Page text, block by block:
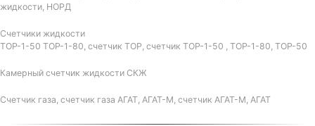
жидкости, НОРД
Счетчики жидкости
ТОР-1-50 ТОР-1-80, счетчик ТОР, счетчик ТОР-1-50 , ТОР-1-80, ТОР-50
Камерный счетчик жидкости СКЖ
Счетчик газа, счетчик газа АГАТ, АГАТ-М, счетчик АГАТ-М, АГАТ